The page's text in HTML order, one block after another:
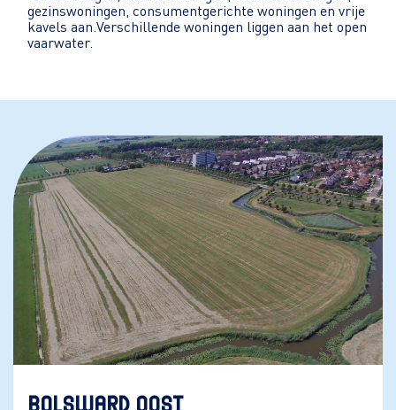
gezinswoningen, consumentgerichte woningen en vrije
kavels aan.Verschillende woningen liggen aan het open
vaarwater.